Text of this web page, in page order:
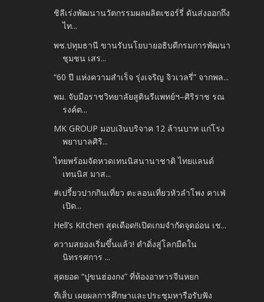
ชิลีเร่งพัฒนานวัตกรรมผลผลิตเชอร์รี่ ดันส่งออกถึง
ไท...
พช.ปทุมธานี ขานรับนโยบายอธิบดีกรมการพัฒนา
ชุมชน เสร...
“60 ปี แห่งความสำเร็จ รุ่งเจริญ จิวเวลรี่” จากพล...
พม. จับมือราชวิทยาลัยสูตินรีแพทย์ฯ–ศิริราช รณ
รงค์ต...
MK GROUP มอบเงินบริจาค 12 ล้านบาท แก่โรง
พยาบาลศิริ...
ไทยพร้อมจัดหวดเทนนิสนานาชาติ ไทยแลนด์
เทนนิส มาส...
#เปรี้ยวปากกินเที่ยว ตะลอนเที่ยวหัวลำโพง คาเฟ่
เปิด...
Hell’s Kitchen สุดเดือด!!เปิดเกมจำกัดจุดอ่อน เช...
ความสยองเริ่มขึ้นแล้ว! ดำดิ่งสู่โลกมืดใน
นิทรรศการ ...
สุดยอด “ปูขนฮ่องกง” ที่ห้องอาหารจีนหยก
ทีเส็บ เผยผลการศึกษาและประชุมหารือรับฟัง